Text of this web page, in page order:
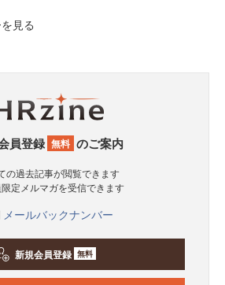
見る
員登録 無料 のご案内
の過去記事が閲覧できます
限定メルマガを受信できます
メールバックナンバー
新規会員登録 無料